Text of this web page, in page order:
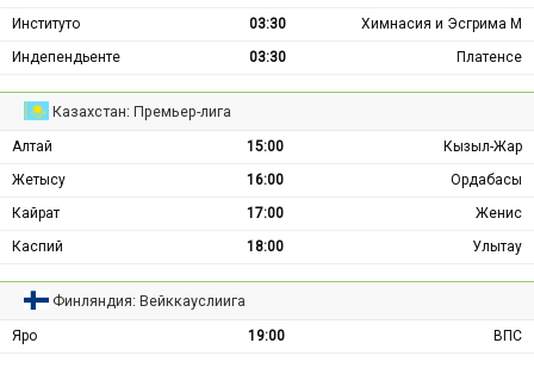
Институто
03:30
Химнасия и Эсгрима М
Индепендьенте
03:30 Платенсе
Казахстан: Премьер-лига
Алтай 15:00
Кызыл-Жар
Жетысу
16:00
Ордабасы
Кайрат
17:00
Женис
Каспий
18:00 Улытау
Финляндия: Вейккауслиига
Яро 19:00 ВПС